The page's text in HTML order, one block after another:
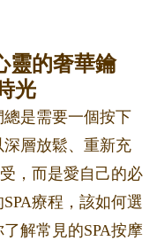
靈的奢華鑰
光
是需要一個按下
深層放鬆、重新充
，而是愛自己的必
療程，該如何選
解常見的SPA按摩